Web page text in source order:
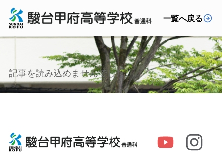
一覧へ戻る
記事を読み込めませんでした。